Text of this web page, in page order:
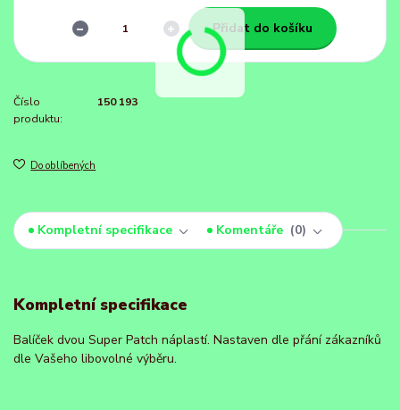
Přidat do košíku
Číslo
produktu:
150 193
Do oblíbených
Kompletní specifikace Komentáře 0
Kompletní specifikace
Balíček dvou Super Patch náplastí. Nastaven dle přání zákazníků
dle Vašeho libovolné výběru.